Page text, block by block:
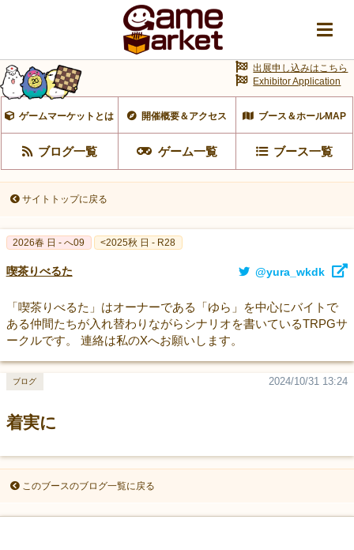
ゲームマーケットとは 開催概要＆アクセス ブース＆ホールMAP
ブログ一覧 ゲーム一覧 ブース一覧
出展申し込みはこちら
Exhibitor Application
サイトトップに戻る
2026春 日 - へ09 <2025秋 日 - R28
喫茶りべるた @yura_wkdk
「喫茶りべるた」はオーナーである「ゆら」を中心にバイトで
ある仲間たちが入れ替わりながらシナリオを書いているTRPGサ
ークルです。 連絡は私のXへお願いします。
着実に
2024/10/31 13:24
ブログ
このブースのブログ一覧に戻る